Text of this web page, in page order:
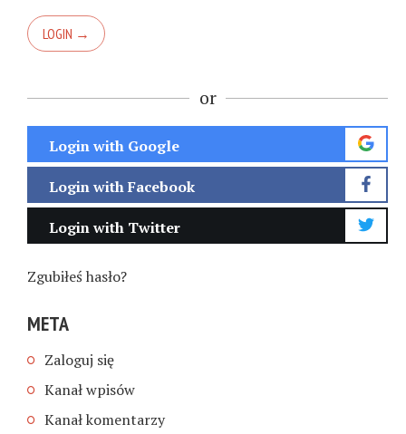
or
Login with Google
Login with Facebook
Login with Twitter
Zgubiłeś hasło?
META
Zaloguj się
Kanał wpisów
Kanał komentarzy